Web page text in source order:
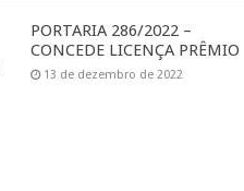
PORTARIA 286/2022 –
CONCEDE LICENÇA PRÊMIO
13 de dezembro de 2022